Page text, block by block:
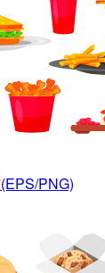
PNG)